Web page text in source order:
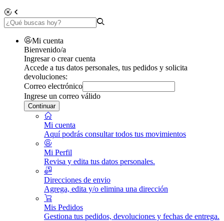
Mi cuenta
Bienvenido/a
Ingresar o crear cuenta
Accede a tus datos personales, tus pedidos y solicita
devoluciones:
Correo electrónico
Ingrese un correo válido
Continuar
Mi cuenta
Aquí podrás consultar todos tus movimientos
Mi Perfil
Revisa y edita tus datos personales.
Direcciones de envio
Agrega, edita y/o elimina una dirección
Mis Pedidos
Gestiona tus pedidos, devoluciones y fechas de entrega.